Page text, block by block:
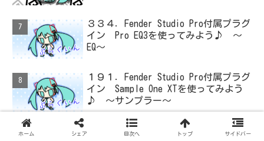
３３４．Fender Studio Pro付属プラグ
イン Pro EQ3を使ってみよう♪ ～
EQ～
１９１．Fender Studio Pro付属プラグ
イン Sample One XTを使ってみよう
♪ ～サンプラー～
１０．George YohngさんのW1 Limiter
ホーム シェア 目次へ トップ サイドバー